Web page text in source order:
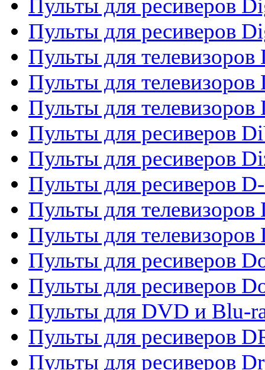
Пульты для ресиверов
Пульты для ресиверов
Пульты для
Пульты для
Пульты для телевизоров
Пульты для ресиверов
Пульты для ресиверов
Пульты для ресиверов
Пульты для телевизоров
Пульты для
Пульты для ресиверов
Пульты для ресиверов
Пульты для DVD и Blu-
Пульты для ресиверов
Пульты для ресиверов